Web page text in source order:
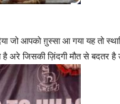
जो आपको ग़ुस्सा आ गया यह तो
अरे जिसकी ज़िंदगी मौत से बदतर है